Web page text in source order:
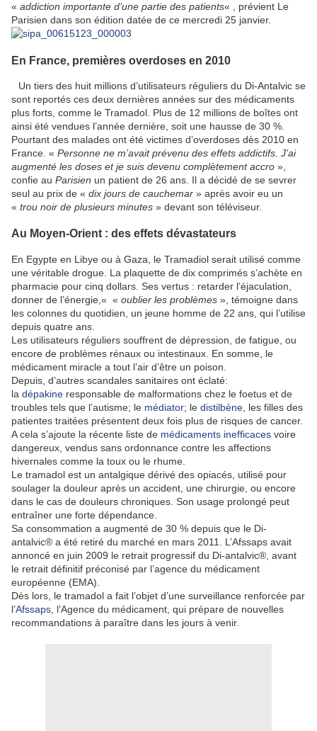
« addiction importante d’une partie des patients« , prévient Le
Parisien dans son édition datée de ce mercredi 25 janvier.
En France, premières overdoses en 2010
Un tiers des huit millions d’utilisateurs réguliers du Di-Antalvic se
sont reportés ces deux dernières années sur des médicaments
plus forts, comme le Tramadol. Plus de 12 millions de boîtes ont
ainsi été vendues l’année dernière, soit une hausse de 30 %.
Pourtant des malades ont été victimes d’overdoses dès 2010 en
France. « Personne ne m’avait prévenu des effets addictifs. J’ai
augmenté les doses et je suis devenu complètement accro »,
confie au Parisien un patient de 26 ans. Il a décidé de se sevrer
seul au prix de « dix jours de cauchemar » après avoir eu un
« trou noir de plusieurs minutes » devant son téléviseur.
Au Moyen-Orient : des effets dévastateurs
En Egypte en Libye ou à Gaza, le Tramadiol serait utilisé comme
une véritable drogue. La plaquette de dix comprimés s’achète en
pharmacie pour cinq dollars. Ses vertus : retarder l’éjaculation,
donner de l’énergie,« « oublier les problèmes », témoigne dans
les colonnes du quotidien, un jeune homme de 22 ans, qui l’utilise
depuis quatre ans.
Les utilisateurs réguliers souffrent de dépression, de fatigue, ou
encore de problèmes rénaux ou intestinaux. En somme, le
médicament miracle a tout l’air d’être un poison.
Depuis, d’autres scandales sanitaires ont éclaté:
la dépakine responsable de malformations chez le foetus et de
troubles tels que l’autisme; le médiator; le distilbène , les filles des
patientes traitées présentent deux fois plus de risques de cancer.
A cela s’ajoute la récente liste de médicaments inefficaces voire
dangereux, vendus sans ordonnance contre les affections
hivernales comme la toux ou le rhume.
Le tramadol est un antalgique dérivé des opiacés, utilisé pour
soulager la douleur après un accident, une chirurgie, ou encore
dans le cas de douleurs chroniques. Son usage prolongé peut
entraîner une forte dépendance.
Sa consommation a augmenté de 30 % depuis que le Di-
antalvic® a été retiré du marché en mars 2011. L’Afssaps avait
annoncé en juin 2009 le retrait progressif du Di-antalvic®, avant
le retrait définitif préconisé par l’agence du médicament
européenne (EMA).
Dès lors, le tramadol a fait l’objet d’une surveillance renforcée par
l’Afssaps , l’Agence du médicament, qui prépare de nouvelles
recommandations à paraître dans les jours à venir.